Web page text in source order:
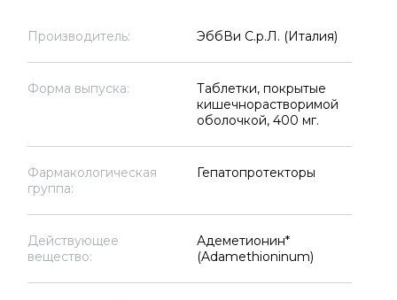
Производитель: ЭббВи С.р.Л. (Италия)
Форма выпуска:
Таблетки, покрытые
кишечнорастворимой
оболочкой, 400 мг.
Фармакологическая
группа:
Гепатопротекторы
Действующее
вещество:
Адеметионин*
(Adamethioninum)